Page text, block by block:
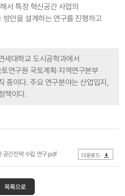
서 특정 혁신공간 사업의
안을 설계하는 연구를 진행하고
세대학교 도시공학과에서
연구원 국토계획·지역연구본부
중이다. 주요 연구분야는 산업입지,
책이다.
공간전략 수립 연구.pdf
다운로드
목록으로